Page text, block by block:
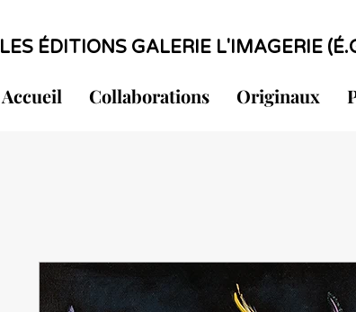
LES ÉDITIONS GALERIE L'IMAGERIE
Accueil Collaborations Originaux